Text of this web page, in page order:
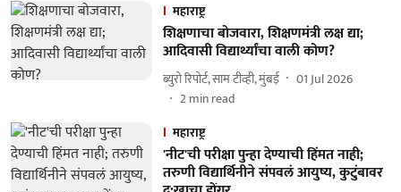
महाराष्ट्र
शिक्षणाचा बोजवारा, शिक्षणमंत्री लक्ष द्या;
आदिवासी विद्यार्थ्यांचा वाली कोण?
ब्युरो रिपोर्ट, साम टीव्ही, मुंबई
01 Jul 2026
2min read
महाराष्ट्र
'नीट'ची परीक्षा पुन्हा देण्याची हिंमत नाही;
तरुणी विद्यार्थिनीने संपवलं आयुष्य, कुटुंबावर